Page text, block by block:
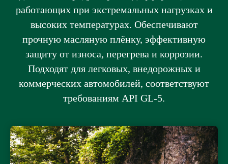
работающих при экстремальных нагрузках и
высоких температурах. Обеспечивают
прочную масляную плёнку, эффективную
защиту от износа, перегрева и коррозии.
Подходят для легковых, внедорожных и
коммерческих автомобилей, соответствуют
требованиям API GL-5.